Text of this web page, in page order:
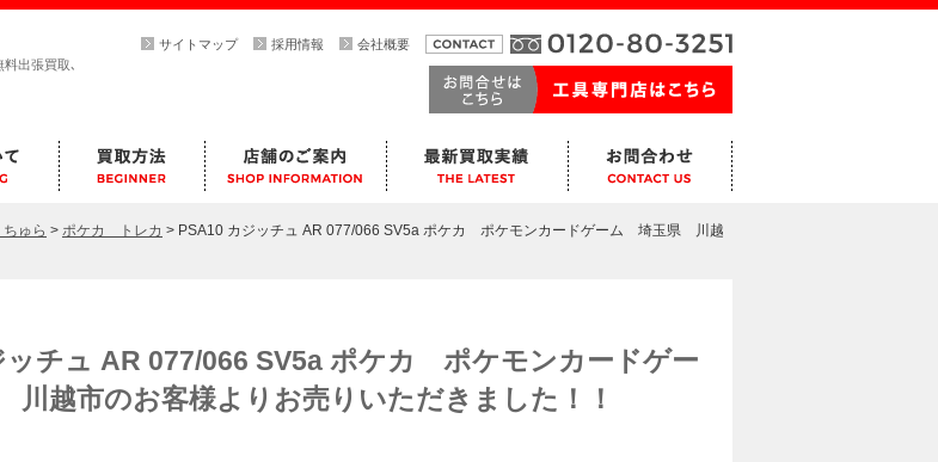
出張買取､
サイトマップ 採用情報 会社概要
ゅら > ポケカ トレカ > PSA10 カジッチュ AR 077/066 SV5a ポケカ ポケモンカードゲーム 埼玉県 川越
ッチュ AR 077/066 SV5a ポケカ ポケモンカードゲー
越市のお客様よりお売りいただきました！！